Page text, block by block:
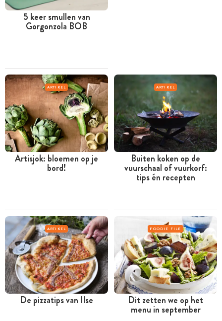
5 keer smullen van
Gorgonzola BOB
ARTIKEL
Artisjok: bloemen op je
bord!
ARTIKEL
Buiten koken op de
vuurschaal of vuurkorf:
tips én recepten
ARTIKEL
De pizzatips van Ilse
FOODIE FILE
Dit zetten we op het
menu in september